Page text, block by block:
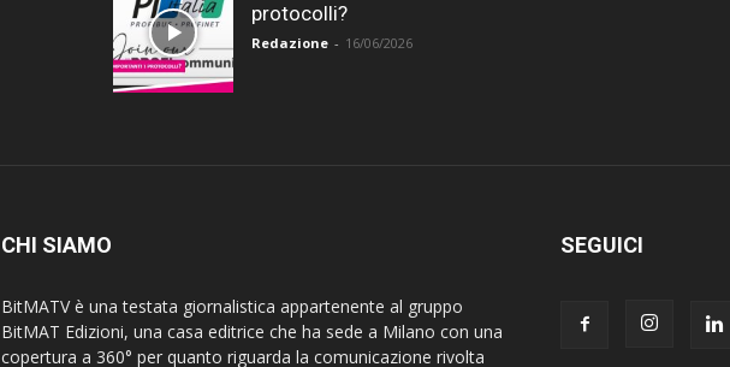
protocolli?
Redazione - 16/06/2026
CHI SIAMO
BitMATV è una testata giornalistica appartenente al gruppo
BitMAT Edizioni, una casa editrice che ha sede a Milano con una
copertura a 360° per quanto riguarda la comunicazione rivolta
SEGUICI